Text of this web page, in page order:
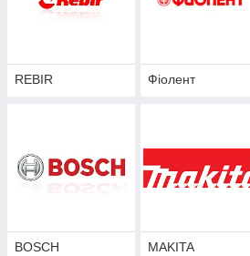
REBIR Фіолент
BOSCH MAKITA